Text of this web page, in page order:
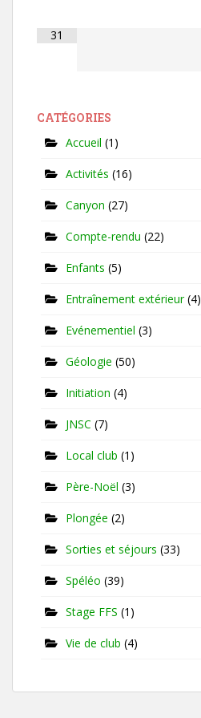
31
CATÉGORIES
Accueil (1)
Activités (16)
Canyon (27)
Compte-rendu (22)
Enfants (5)
Entraînement extérieur(4)
Evénementiel (3)
Géologie (50)
Initiation (4)
JNSC (7)
Local club (1)
Père-Noël (3)
Plongée (2)
Sorties et séjours (33)
Spéléo (39)
Stage FFS (1)
Vie de club (4)